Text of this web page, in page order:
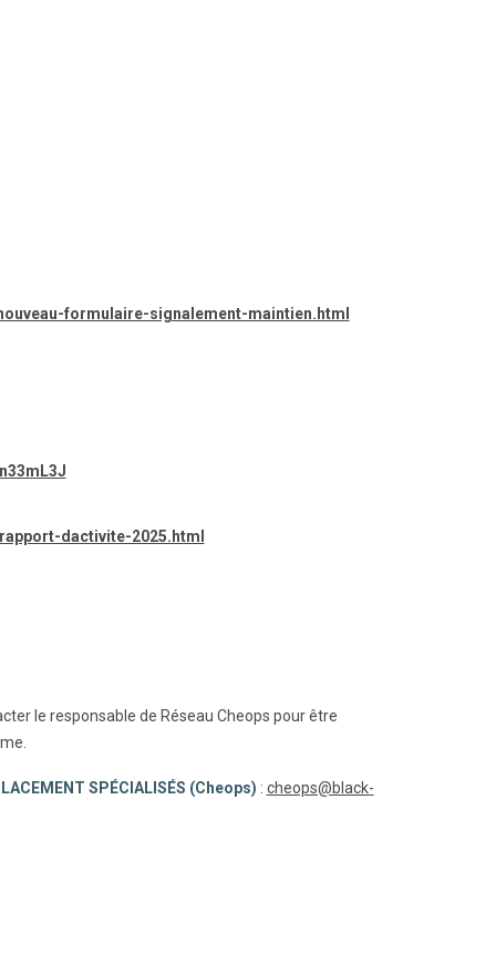
formulaire-signalement-maintien.html
dactivite-2025.html
le responsable de Réseau Cheops pour être
SPÉCIALISÉS (Cheops) : cheops@black-